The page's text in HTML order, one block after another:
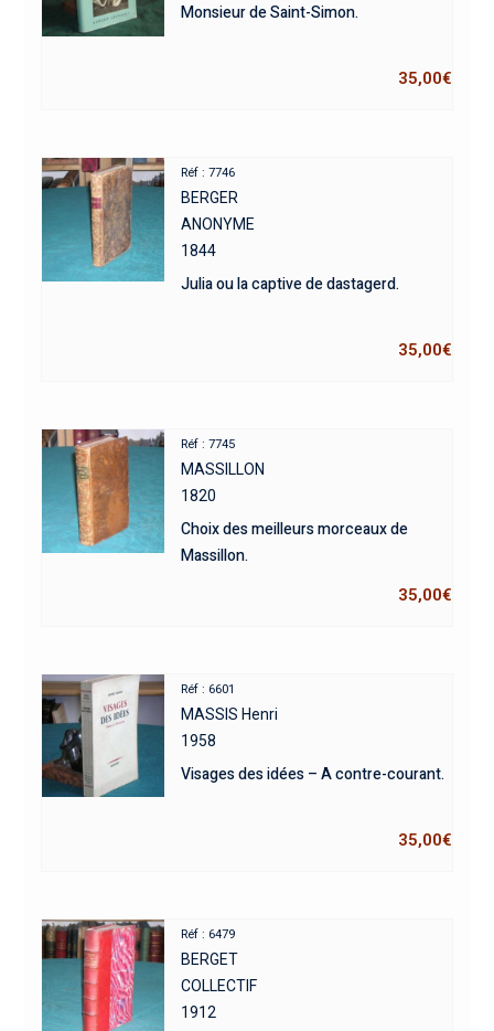
Monsieur de Saint-Simon.
35,00€
Réf : 7746
BERGER
ANONYME
1844
Julia ou la captive de dastagerd.
35,00€
Réf : 7745
MASSILLON
1820
Choix des meilleurs morceaux de
Massillon.
35,00€
Réf : 6601
MASSIS Henri
1958
Visages des idées – A contre-courant.
35,00€
Réf : 6479
BERGET
COLLECTIF
1912